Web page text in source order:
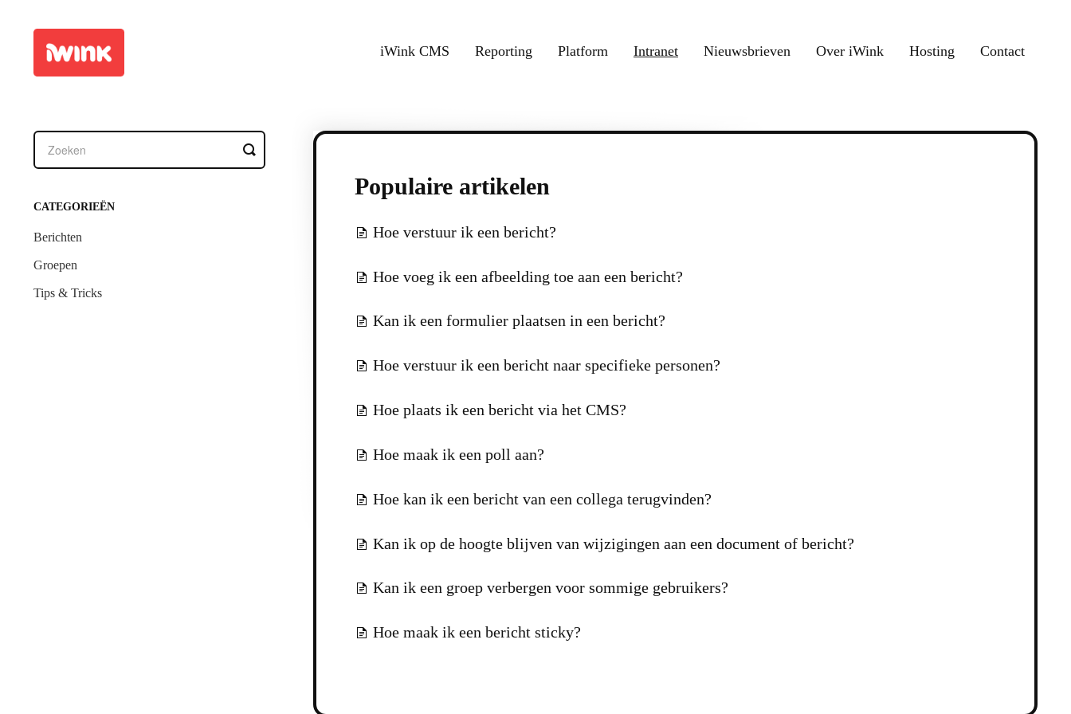
iWink CMS Reporting Platform Intranet Nieuwsbrieven Over iWink Hosting Contact
Populaire artikelen
Hoe verstuur ik een bericht?
Hoe voeg ik een afbeelding toe aan een bericht?
Kan ik een formulier plaatsen in een bericht?
Hoe verstuur ik een bericht naar specifieke personen?
Hoe plaats ik een bericht via het CMS?
Hoe maak ik een poll aan?
Hoe kan ik een bericht van een collega terugvinden?
Kan ik op de hoogte blijven van wijzigingen aan een document of bericht?
Kan ik een groep verbergen voor sommige gebruikers?
Hoe maak ik een bericht sticky?
Toggle
Search
CATEGORIEËN
Berichten
Groepen
Tips & Tricks